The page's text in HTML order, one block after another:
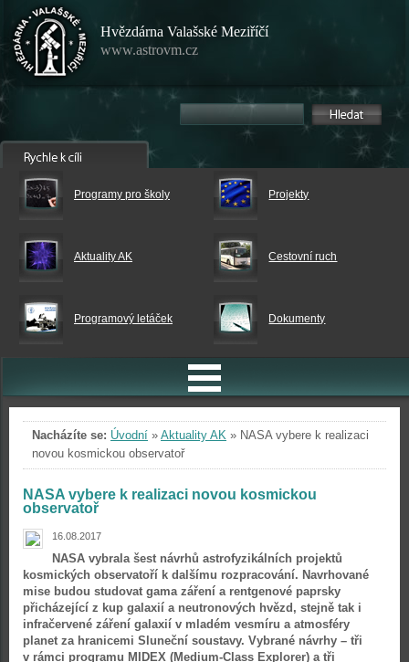
Hvězdárna Valašské Meziříčí
www.astrovm.cz
Programy pro školy Projekty
Aktuality AK Cestovní ruch
Programový letáček Dokumenty
Nacházíte se: Úvodní » Aktuality AK » NASA vybere k realizaci
novou kosmickou observatoř
NASA vybere k realizaci novou kosmickou
observatoř
16.08.2017
NASA vybrala šest návrhů astrofyzikálních projektů
kosmických observatoří k dalšímu rozpracování. Navrhované
mise budou studovat gama záření a rentgenové paprsky
přicházející z kup galaxií a neutronových hvězd, stejně tak i
infračervené záření galaxií v mladém vesmíru a atmosféry
planet za hranicemi Sluneční soustavy. Vybrané návrhy – tři
v rámci programu MIDEX (Medium-Class Explorer) a tři